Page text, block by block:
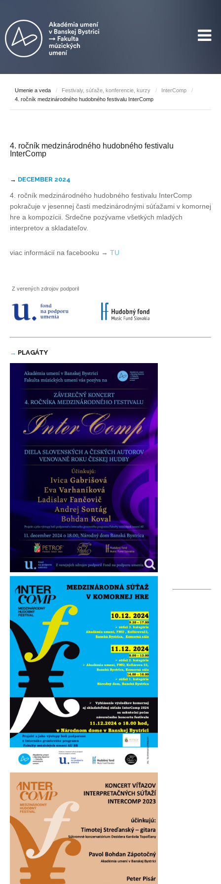
Umenie a veda / Festivaly, súťaže, konferencie, kurzy / InterComp
/
4. ročník medzinárodného hudobného festivalu InterComp
4. ročník medzinárodného hudobného festivalu
InterComp
→ DECEMBER 2024
4. ročník medzinárodného hudobného festivalu InterComp
pokračuje v jesennej časti medzinárodnými súťažami v komornej
hre a kompozícii. Srdečne pozývame všetkých mladých
interpretov a skladateľov.
viac informácií na facebooku → TU
Z verených zdrojov podporil
→ PLAGÁTY